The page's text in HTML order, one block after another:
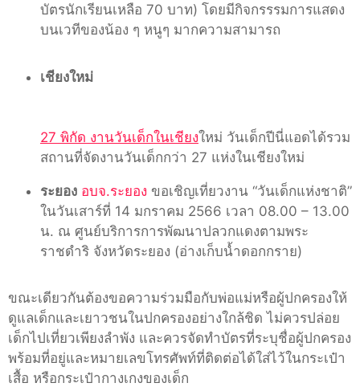
บัตรนักเรียนเหลือ 70 บาท) โดยมีกิจกรรรมการแสดง
บนเวทีของน้อง ๆ หนูๆ มากความสามารถ
เชียงใหม่
27 พิกัด งานวันเด็กในเชียงใหม่ วันเด็กปีนี่แอดได้รวม
สถานที่จัดงานวันเด็กกว่า 27 แห่งในเชียงใหม่
ระยอง อบจ.ระยอง ขอเชิญเที่ยวงาน “วันเด็กแห่งชาติ”
ในวันเสาร์ที่ 14 มกราคม 2566 เวลา 08.00 – 13.00
น. ณ ศูนย์บริการการพัฒนาปลวกแดงตามพระ
ราชดำริ จังหวัดระยอง (อ่างเก็บน้ำดอกกราย)
ขณะเดียวกันต้องขอความร่วมมือกับพ่อแม่หรือผู้ปกครองให้
ดูแลเด็กและเยาวชนในปกครองอย่างใกล้ชิด ไม่ควรปล่อย
เด็กไปเที่ยวเพียงลำพัง และควรจัดทำบัตรที่ระบุชื่อผู้ปกครอง
พร้อมที่อยู่และหมายเลขโทรศัพท์ที่ติดต่อได้ใส่ไว้ในกระเป๋า
เสื้อ หรือกระเป๋ากางเกงของเด็ก